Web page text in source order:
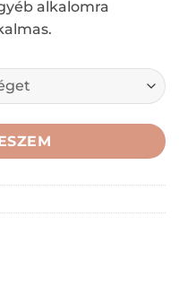
alkalomra